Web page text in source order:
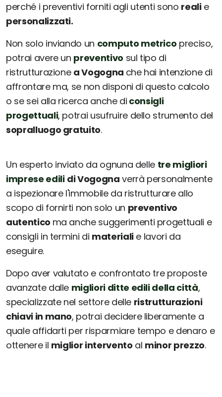
perché i preventivi forniti agli utenti sono realie
personalizzati.
Non solo inviando un computo metrico preciso,
potrai avere un preventivo sul tipo di
ristrutturazione a Vogogna che hai intenzione di
affrontare ma, se non disponi di questo calcolo
o se sei alla ricerca anche di consigli
progettuali, potrai usufruire dello strumento del
sopralluogo gratuito.
Un esperto inviato da ognuna delle tre migliori
imprese edili di Vogogna verrà personalmente
a ispezionare l'immobile da ristrutturare allo
scopo di fornirti non solo un preventivo
autentico ma anche suggerimenti progettuali e
consigli in termini di materialie lavori da
eseguire.
Dopo aver valutato e confrontato tre proposte
avanzate dalle migliori ditte edili della città,
specializzate nel settore delle ristrutturazioni
chiavi in mano, potrai decidere liberamente a
quale affidarti per risparmiare tempo e denaro e
ottenere il miglior intervento al minor prezzo.